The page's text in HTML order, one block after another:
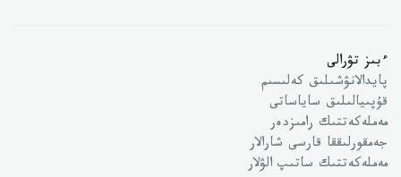
ءبىز تۋرالى
پايدالانۋشىلىق كەلىسىم
قۇپىيالىلىق ساياساتى
مەملەكەتتىك رامىزدەر
جەمقورلىققا قارسى شارالار
مەملەكەتتىك ساتىپ الۋلار